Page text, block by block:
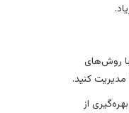
با روش‌های
کنید.
بهره‌گیری از